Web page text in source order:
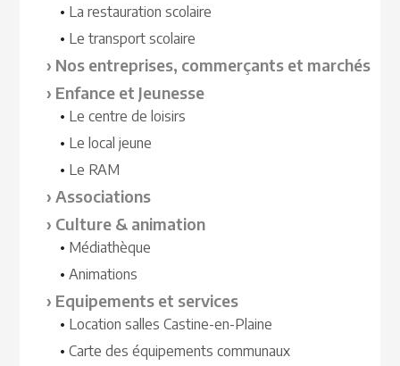
La restauration scolaire
Le transport scolaire
Nos entreprises, commerçants et marchés
Enfance et Jeunesse
Le centre de loisirs
Le local jeune
Le RAM
Associations
Culture & animation
Médiathèque
Animations
Equipements et services
Location salles Castine-en-Plaine
Carte des équipements communaux